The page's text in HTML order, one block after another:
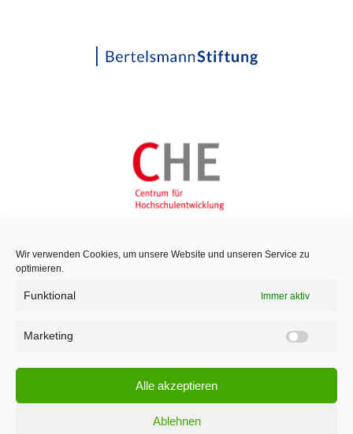
Wir verwenden Cookies, um unsere Website und unseren Service zu
optimieren.
Funktional Immer aktiv
Marketing
Alle akzeptieren
Ablehnen